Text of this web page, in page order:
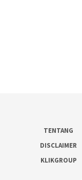
TENTANG
DISCLAIMER
KLIKGROUP